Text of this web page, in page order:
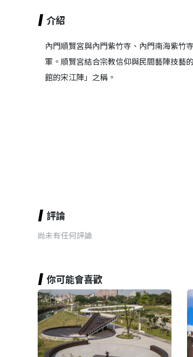
介紹
內門順賢宮與內門紫竹寺、內門南海紫竹
軍。順賢宮結合宗教信仰與民間藝陣技藝
館的宋江陣」之稱。
評論
尚未有任何評論
你可能會喜歡